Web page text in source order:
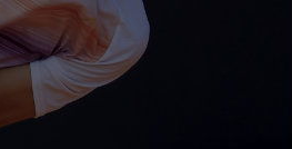
Einstellungen, falls der
Betreiber dies eingestellt hat.